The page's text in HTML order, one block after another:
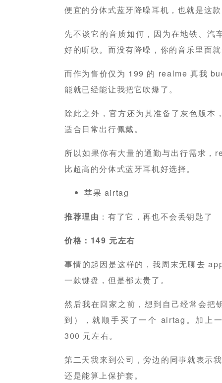
便宜的分体式蓝牙降噪耳机，也就是
先不谈它的音质如何，因为在地铁、汽
好的听歌。而没有降噪，你的音乐里面
而作为售价仅为 199 的 realme 真我
能就已经能让我把它吹爆了。
除此之外，官方还为其准备了灰色版本
适合日常出行佩戴。
所以如果你有大量的通勤与出行需求
比超高的分体式蓝牙耳机好选择。
苹果 airtag
推荐理由 ：有了它，再也不会丢钥匙了
价格：149 元左右
事情的起因是这样的，我周末无聊去
一款键盘，但是都太贵了。
然后我在回家之前，想到自己经常会把
到），就顺手买了一个 airtag。加上
300 元左右。
第二天我来到公司，旁边的同事就表示
还是能算上保护套。